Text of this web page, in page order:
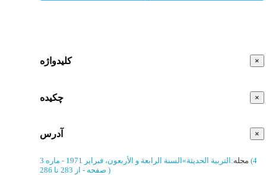
× کلیدواژه
× چکیده
× آدرس
مجله:التربیة الحدیثة»السنة الرابعة و الأربعون، فبرایر 1971 - ماره 3
(‎4
صفحه - )